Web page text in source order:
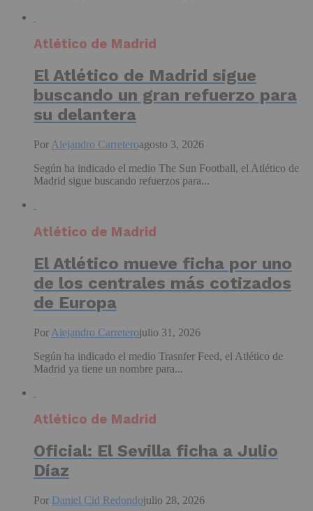
Atlético de Madrid
El Atlético de Madrid sigue
buscando un gran refuerzo para
su delantera
Por Alejandro Carreteroagosto 3, 2026
Según ha indicado el medio The Sun Football, el Atlético de
Madrid sigue buscando refuerzos para...
Atlético de Madrid
El Atlético mueve ficha por uno
de los centrales más cotizados
de Europa
Por Alejandro Carreterojulio 31, 2026
Según ha indicado el medio Trasnfer Feed, el Atlético de
Madrid ya tiene un nombre para...
Atlético de Madrid
Oficial: El Sevilla ficha a Julio
Díaz
Por Daniel Cid Redondojulio 28, 2026